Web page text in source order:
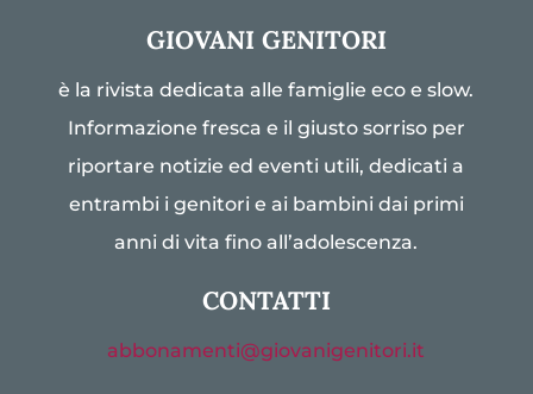
GIOVANI GENITORI
è la rivista dedicata alle famiglie eco e slow.
Informazione fresca e il giusto sorriso per
riportare notizie ed eventi utili, dedicati a
entrambi i genitori e ai bambini dai primi
anni di vita fino all’adolescenza.
CONTATTI
abbonamenti@giovanigenitori.it